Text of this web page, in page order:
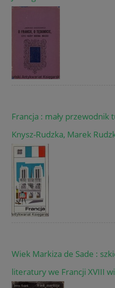
Francja : mały przewodnik
Knysz-Rudzka, Marek
Wiek Markiza de Sade :
literatury we Francji XVIII